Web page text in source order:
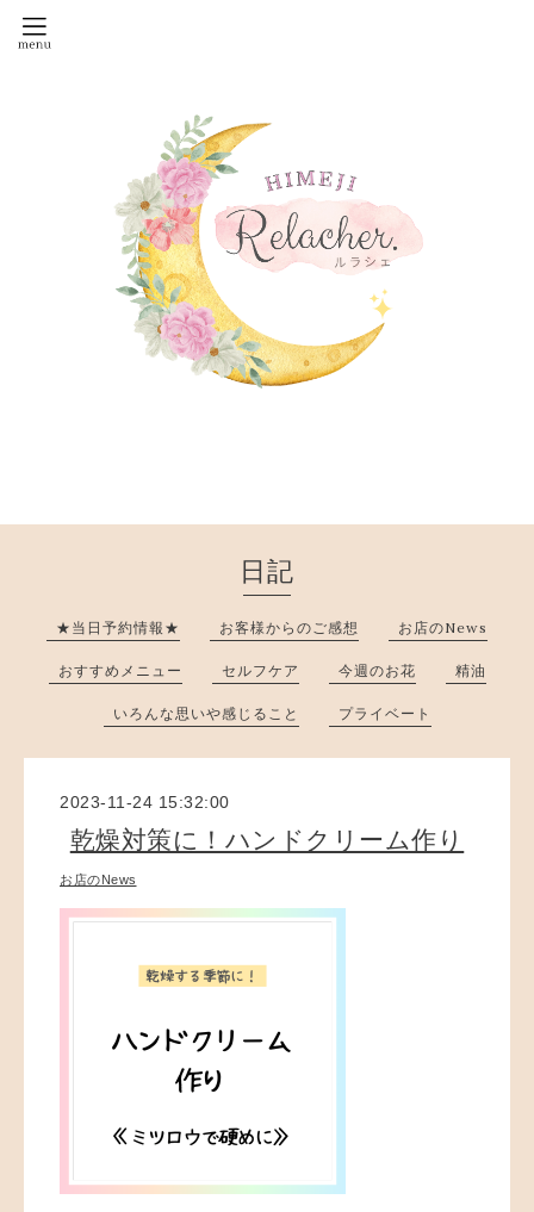
日記
★当日予約情報★ お客様からのご感想 お店のNews
おすすめメニュー セルフケア 今週のお花 精油
いろんな思いや感じること プライベート
2023-11-24 15:32:00
乾燥対策に！ハンドクリーム作り
お店のNews